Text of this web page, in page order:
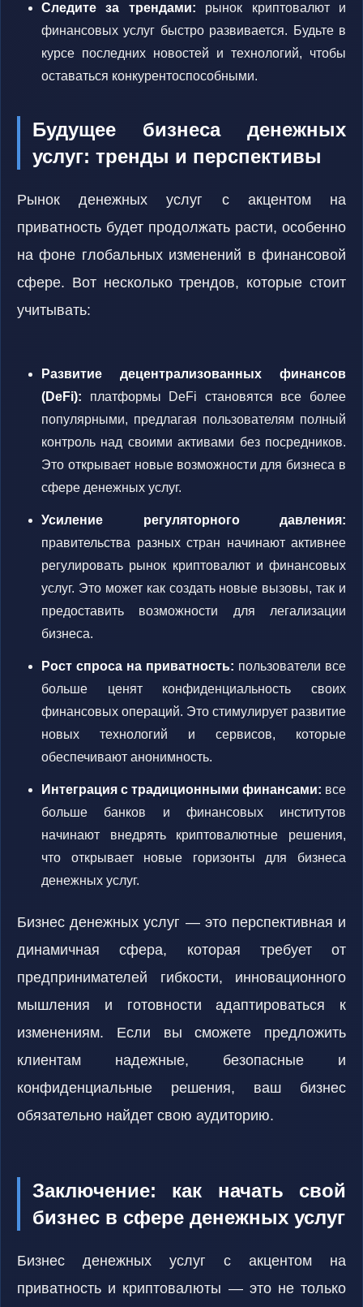
Следите за трендами: рынок криптовалют и
финансовых услуг быстро развивается. Будьте в
курсе последних новостей и технологий, чтобы
оставаться конкурентоспособными.
Будущее бизнеса денежных
услуг: тренды и перспективы
Рынок денежных услуг с акцентом на
приватность будет продолжать расти, особенно
на фоне глобальных изменений в финансовой
сфере. Вот несколько трендов, которые стоит
учитывать:
Развитие децентрализованных финансов
(DeFi): платформы DeFi становятся все более
популярными, предлагая пользователям полный
контроль над своими активами без посредников.
Это открывает новые возможности для бизнеса в
сфере денежных услуг.
Усиление регуляторного давления:
правительства разных стран начинают активнее
регулировать рынок криптовалют и финансовых
услуг. Это может как создать новые вызовы, так и
предоставить возможности для легализации
бизнеса.
Рост спроса на приватность: пользователи все
больше ценят конфиденциальность своих
финансовых операций. Это стимулирует развитие
новых технологий и сервисов, которые
обеспечивают анонимность.
Интеграция с традиционными финансами: все
больше банков и финансовых институтов
начинают внедрять криптовалютные решения,
что открывает новые горизонты для бизнеса
денежных услуг.
Бизнес денежных услуг — это перспективная и
динамичная сфера, которая требует от
предпринимателей гибкости, инновационного
мышления и готовности адаптироваться к
изменениям. Если вы сможете предложить
клиентам надежные, безопасные и
конфиденциальные решения, ваш бизнес
обязательно найдет свою аудиторию.
Заключение: как начать свой
бизнес в сфере денежных услуг
Бизнес денежных услуг с акцентом на
приватность и криптовалюты — это не только